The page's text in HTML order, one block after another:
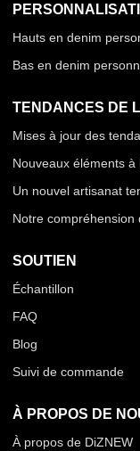
Hauts en denim
Bas en denim
TENDANCES DE
Mises à jour des
Nouveaux éléments à
Un nouvel artisanat
Notre compréhension
SOUTIEN
Échantillon
FAQ
Blog
Suivi de commande
À PROPOS DE
À propos de DiZNEW